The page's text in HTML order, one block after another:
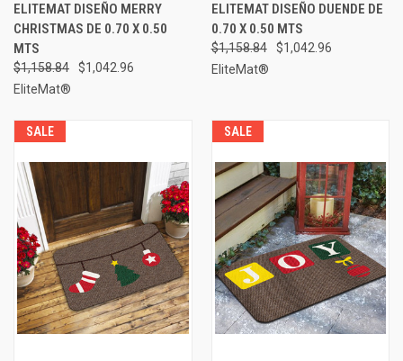
ELITEMAT DISEÑO MERRY
CHRISTMAS DE 0.70 X 0.50
MTS
$1,158.84
$1,042.96
EliteMat®
ELITEMAT DISEÑO DUENDE DE
0.70 X 0.50 MTS
$1,158.84
$1,042.96
EliteMat®
SALE SALE